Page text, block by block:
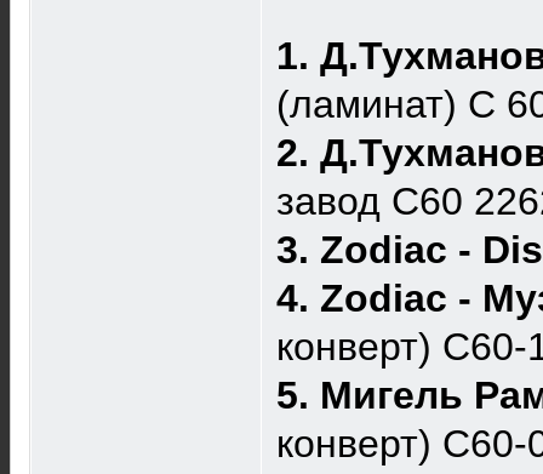
1.
(ламинат) С
2.
завод С60
3. Zodiac -
4. Zodiac -
конверт)
5. Мигель
конверт)